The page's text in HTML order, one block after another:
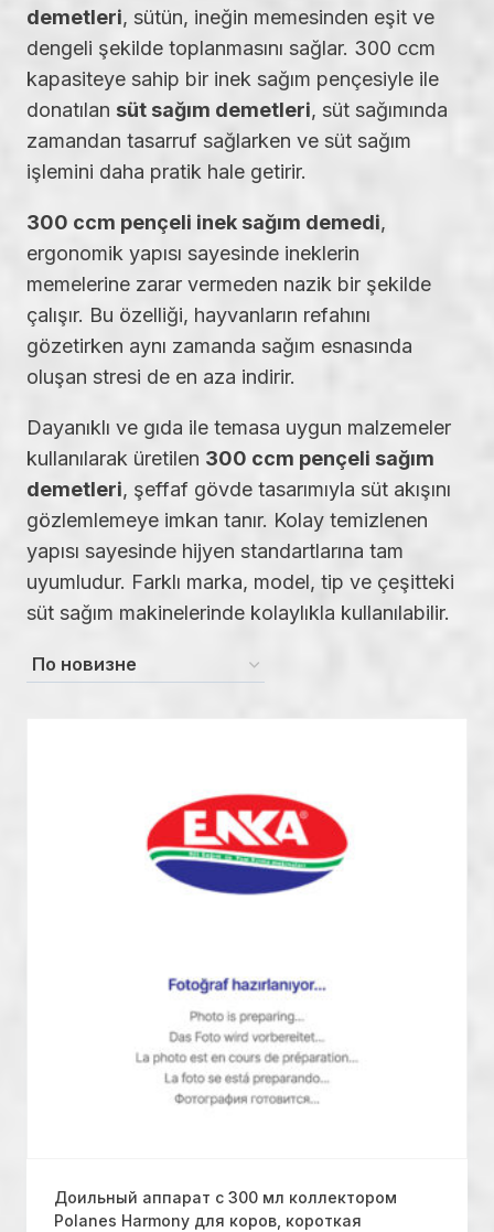
demetleri, sütün, ineğin memesinden eşit ve
dengeli şekilde toplanmasını sağlar. 300 ccm
kapasiteye sahip bir inek sağım pençesiyle ile
donatılan süt sağım demetleri, süt sağımında
zamandan tasarruf sağlarken ve süt sağım
işlemini daha pratik hale getirir.
300 ccm pençeli inek sağım demedi,
ergonomik yapısı sayesinde ineklerin
memelerine zarar vermeden nazik bir şekilde
çalışır. Bu özelliği, hayvanların refahını
gözetirken aynı zamanda sağım esnasında
oluşan stresi de en aza indirir.
Dayanıklı ve gıda ile temasa uygun malzemeler
kullanılarak üretilen 300 ccm pençeli sağım
demetleri, şeffaf gövde tasarımıyla süt akışını
gözlemlemeye imkan tanır. Kolay temizlenen
yapısı sayesinde hijyen standartlarına tam
uyumludur. Farklı marka, model, tip ve çeşitteki
süt sağım makinelerinde kolaylıkla kullanılabilir.
Доильный аппарат с 300 мл коллектором
Polanes Harmony для коров, короткая